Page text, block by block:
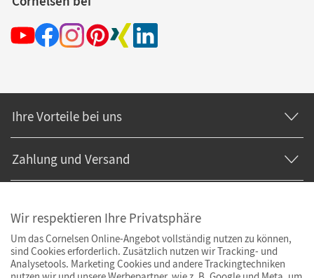
Ihre Vorteile bei uns
Zahlung und Versand
Wir respektieren Ihre Privatsphäre
Um das Cornelsen Online-Angebot vollständig nutzen zu können,
sind Cookies erforderlich. Zusätzlich nutzen wir Tracking- und
Analysetools. Marketing Cookies und andere Trackingtechniken